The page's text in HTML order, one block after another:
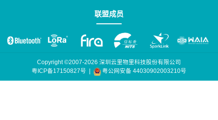
联盟成员
Copyright ©2007-2026 深圳云里物里科技股份有限公司
粤ICP备17150827号
粤公网安备 44030902003210号